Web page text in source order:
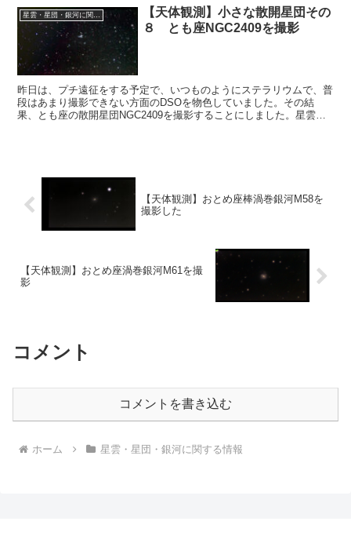
星雲・星団・銀河に関する情報
【天体観測】小さな散開星団その
８ とも座NGC2409を撮影
昨日は、プチ遠征をする予定で、いつものようにステラリウムで、普
段はあまり撮影できない方面のDSOを物色していました。その結
果、とも座の散開星団NGC2409を撮影することにしました。星雲の
【天体観測】おとめ座棒渦巻銀河M58を
撮影した
【天体観測】おとめ座渦巻銀河M61を撮
影
コメント
コメントを書き込む
ホーム 星雲・星団・銀河に関する情報